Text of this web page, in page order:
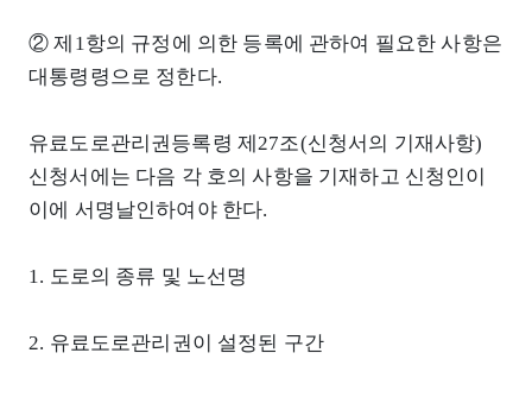
② 제1항의 규정에 의한 등록에 관하여 필요한 사항은
대통령령으로 정한다.
유료도로관리권등록령 제27조(신청서의 기재사항)
신청서에는 다음 각 호의 사항을 기재하고 신청인이
이에 서명날인하여야 한다.
1. 도로의 종류 및 노선명
2. 유료도로관리권이 설정된 구간